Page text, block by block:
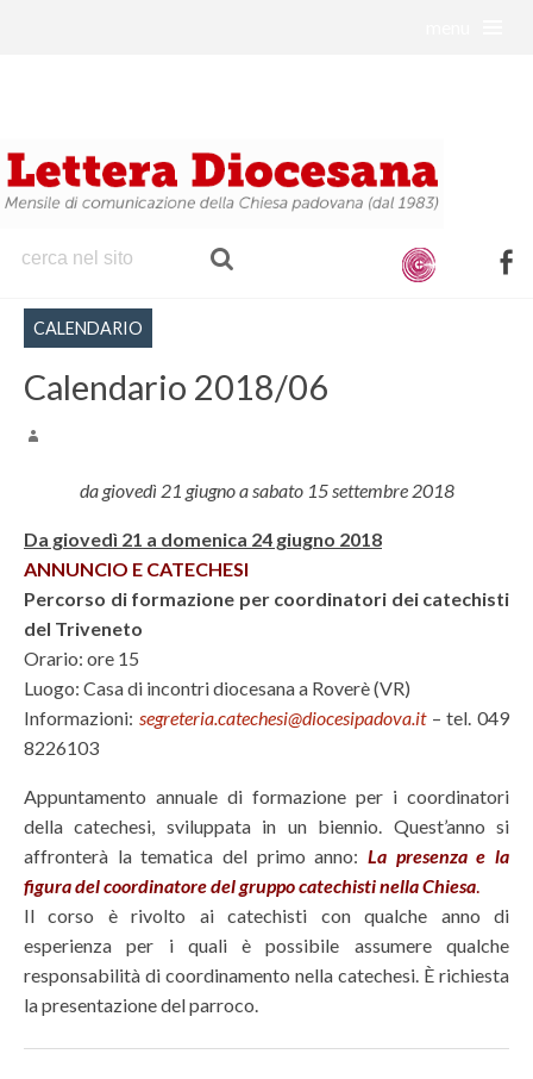
CALENDARIO
Calendario 2018/06
da giovedì 21 giugno a sabato 15 settembre 2018
Da giovedì 21 a domenica 24 giugno 2018
ANNUNCIO E CATECHESI
Percorso di formazione per coordinatori dei catechisti
del Triveneto
Orario: ore 15
Luogo: Casa di incontri diocesana a Roverè (VR)
Informazioni: segreteria.catechesi@diocesipadova.it – tel. 049
8226103
Appuntamento annuale di formazione per i coordinatori
della catechesi, sviluppata in un biennio. Quest’anno si
affronterà la tematica del primo anno: La presenza e la
figura del coordinatore del gruppo catechisti nella Chiesa
Il corso è rivolto ai catechisti con qualche anno di
esperienza per i quali è possibile assumere qualche
responsabilità di coordinamento nella catechesi. È richiesta
la presentazione del parroco.